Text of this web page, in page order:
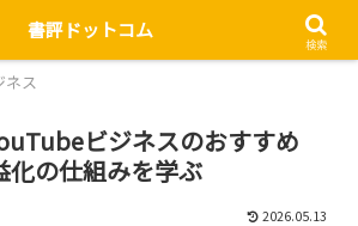
ネス
ビジネスのおすすめ
化の仕組みを学ぶ
2026.05.13
書評ドットコム
検索